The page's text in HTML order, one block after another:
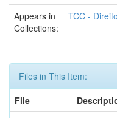
Appears in
Collections:
TCC - Direito
Files in This Item:
File